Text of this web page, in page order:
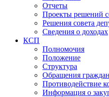
Отчеты
Проекты решений
Решения совета
Сведения о доходах
КСП
Полномочия
Положение
Структура
Обращения
Противодействие
Информация о